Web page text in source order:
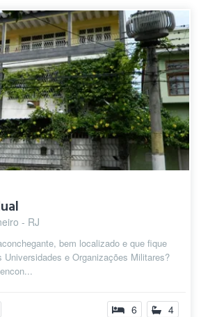
- RJ
bem localizado e que fique
Universidades e Organizações Militares?
6 4